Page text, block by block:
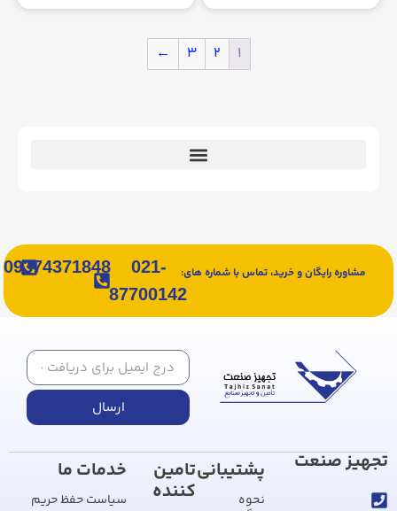
۱ ۲ ۳ ←
مشاوره رایگان و خرید، تماس با شماره های:
021-
87700142
09374371848
ارسال
تجهیز صنعت پشتیبانی
نحوه
تامین
کننده
خدمات ما
سیاست حفظ حریم